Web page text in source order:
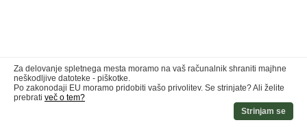
Za delovanje spletnega mesta moramo na vaš računalnik shraniti majhne
neškodljive datoteke - piškotke.
Po zakonodaji EU moramo pridobiti vašo privolitev. Se strinjate? Ali želite
prebrati več o tem?
Strinjam se